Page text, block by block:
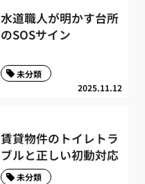
水道職人が明かす台所
のSOSサイン
2025.11.12
未分類
賃貸物件のトイレトラ
ブルと正しい初動対応
未分類